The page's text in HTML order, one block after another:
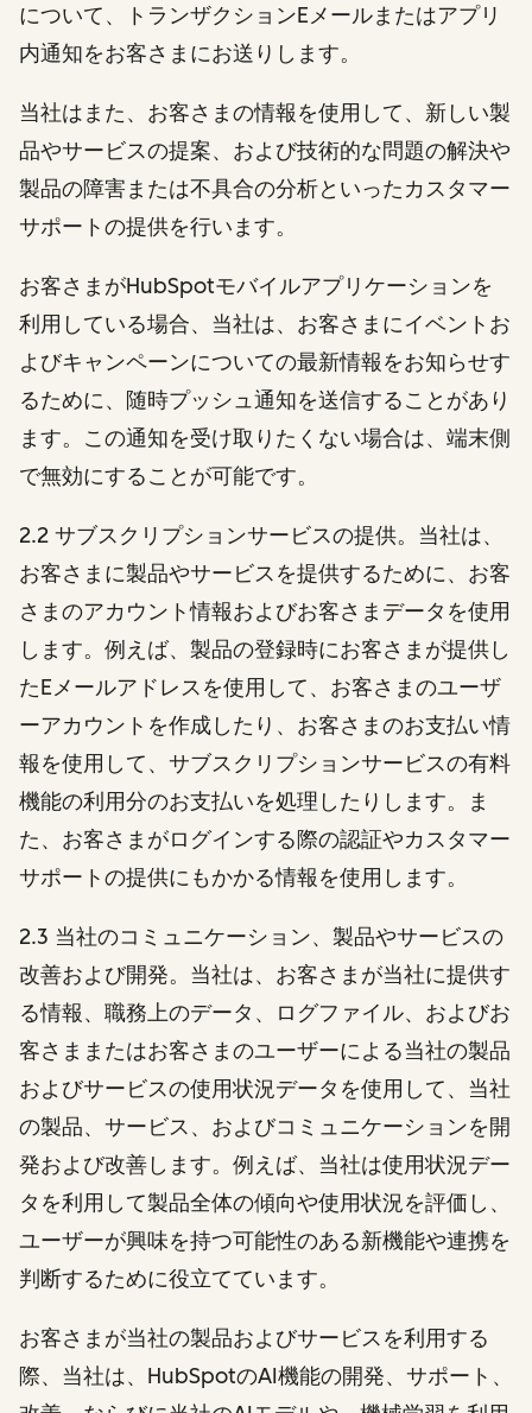
について、トランザクションEメールまたはアプリ
内通知をお客さまにお送りします。
当社はまた、お客さまの情報を使用して、新しい製
品やサービスの提案、および技術的な問題の解決や
製品の障害または不具合の分析といったカスタマー
サポートの提供を行います。
お客さまがHubSpotモバイルアプリケーションを
利用している場合、当社は、お客さまにイベントお
よびキャンペーンについての最新情報をお知らせす
るために、随時プッシュ通知を送信することがあり
ます。この通知を受け取りたくない場合は、端末側
で無効にすることが可能です。
2.2 サブスクリプションサービスの提供。当社は、
お客さまに製品やサービスを提供するために、お客
さまのアカウント情報およびお客さまデータを使用
します。例えば、製品の登録時にお客さまが提供し
たEメールアドレスを使用して、お客さまのユーザ
ーアカウントを作成したり、お客さまのお支払い情
報を使用して、サブスクリプションサービスの有料
機能の利用分のお支払いを処理したりします。ま
た、お客さまがログインする際の認証やカスタマー
サポートの提供にもかかる情報を使用します。
2.3 当社のコミュニケーション、製品やサービスの
改善および開発。当社は、お客さまが当社に提供す
る情報、職務上のデータ、ログファイル、およびお
客さままたはお客さまのユーザーによる当社の製品
およびサービスの使用状況データを使用して、当社
の製品、サービス、およびコミュニケーションを開
発および改善します。例えば、当社は使用状況デー
タを利用して製品全体の傾向や使用状況を評価し、
ユーザーが興味を持つ可能性のある新機能や連携を
判断するために役立てています。
お客さまが当社の製品およびサービスを利用する
際、当社は、HubSpotのAI機能の開発、サポート、